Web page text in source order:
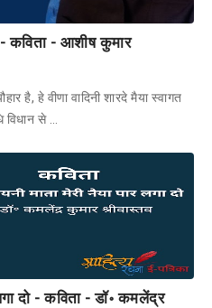
- कविता - आशीष कुमार
है, हे वीणा वादिनी शारदे मैया स्वागत
विधान से …
दो - कविता - डॉ॰ कमलेंद्र